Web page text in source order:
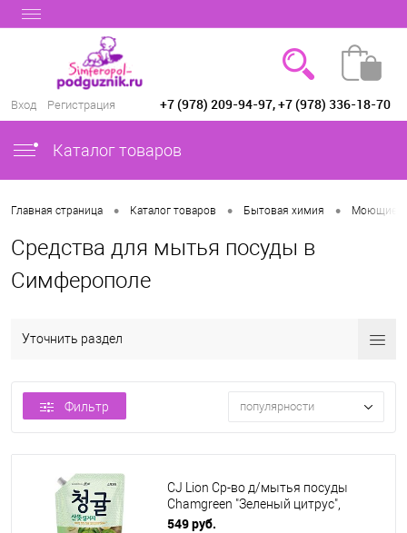
Вход Регистрация +7 (978) 209-94-97, +7 (978) 336-18-70
Каталог товаров
Главная страница • Каталог товаров • Бытовая химия • Моющие
Средства для мытья посуды в
Симферополе
Уточнить раздел
Фильтр популярности
CJ Lion Ср-во д/мытья посуды
Chamgreen "Зеленый цитрус",
мягкая упаковка, 970 мл
549 руб.